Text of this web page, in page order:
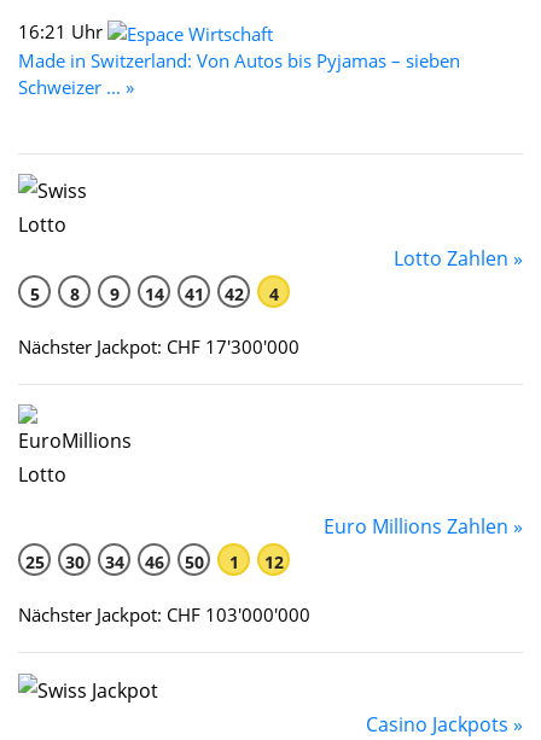
16:21 Uhr
Made in Switzerland: Von Autos bis Pyjamas – sieben
Schweizer ... »
Lotto Zahlen »
5 8 9 14 41 42 4
Nächster Jackpot: CHF 17'300'000
Euro Millions Zahlen »
25 30 34 46 50 1 12
Nächster Jackpot: CHF 103'000'000
Casino Jackpots »